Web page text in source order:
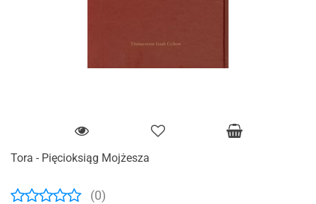
Tora - Pięcioksiąg Mojżesza
(0)